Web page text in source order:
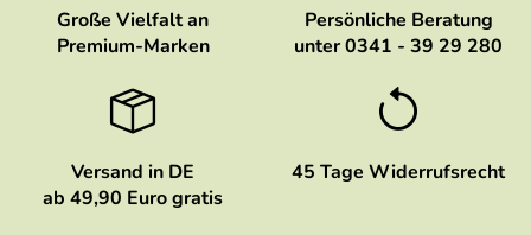
Große Vielfalt an
Premium-Marken
Persönliche Beratung
unter 0341 - 39 29 280
Versand in DE
ab 49,90 Euro gratis
45 Tage Widerrufsrecht